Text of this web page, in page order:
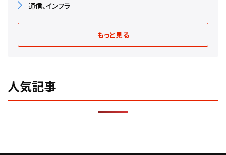
通信、インフラ
もっと見る
人気記事